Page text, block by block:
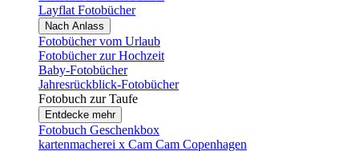
Layflat Fotobücher
Nach Anlass
Fotobücher vom Urlaub
Fotobücher zur Hochzeit
Baby-Fotobücher
Jahresrückblick-Fotobücher
Fotobuch zur Taufe
Entdecke mehr
Fotobuch Geschenkbox
kartenmacherei x Cam Cam Copenhagen